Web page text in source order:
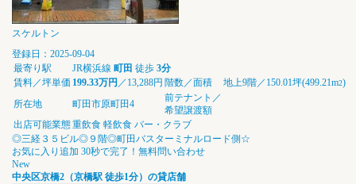
スケルトン
登録日：2025-09-04
最寄り駅
JR横浜線 町田 徒歩 3分
賃料／坪単価 199.33万円 ／13,288円 階数／面積 地上9階／150.01坪(499.21m2)
所在地
町田市原町田4
前テナント／
希望譲渡額
出店可能業態重飲食 軽飲食 バー・クラブ
◎三経３５ビル◎９階◎町田バスターミナルロード側☆
お気に入り追加 30秒で完了！無料問い合わせ
New
中央区京橋2（京橋駅 徒歩1分）の貸店舗